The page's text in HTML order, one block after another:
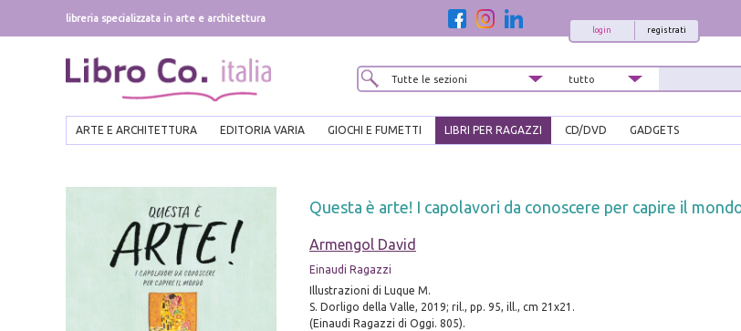
libreria specializzata in arte e architettura
registrati
login
ARTE E ARCHITETTURA EDITORIA VARIA GIOCHI E FUMETTI LIBRI PER RAGAZZI CD/DVD GADGETS
Questa è arte! I capolavori da conoscere per capire il
Armengol David
Einaudi Ragazzi
Illustrazioni di Luque M.
S. Dorligo della Valle, 2019; ril., pp. 95, ill., cm 21x21.
(Einaudi Ragazzi di Oggi. 805).